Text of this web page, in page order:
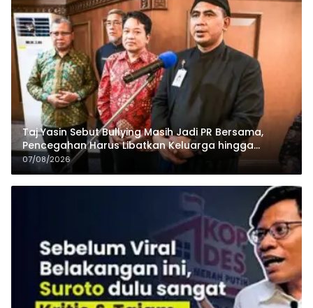
Taj Yasin Sebut Bullying Masih Jadi PR Bersama,
Pencegahan Harus Libatkan Keluarga hingga
Pesantren
07/08/2026